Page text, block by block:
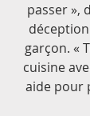
passer »,
garçon. «
cuisine
aide pour